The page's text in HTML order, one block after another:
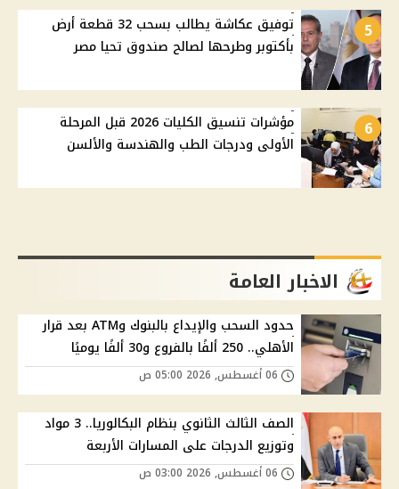
5
توفيق عكاشة يطالب بسحب 32 قطعة أرض
بأكتوبر وطرحها لصالح صندوق تحيا مصر
6
مؤشرات تنسيق الكليات 2026 قبل المرحلة
الأولى ودرجات الطب والهندسة والألسن
الاخبار العامة
حدود السحب والإيداع بالبنوك وATM بعد قرار
الأهلي.. 250 ألفًا بالفروع و30 ألفًا يوميًا
الصف الثالث الثانوي بنظام البكالوريا.. 3 مواد
وتوزيع الدرجات على المسارات الأربعة